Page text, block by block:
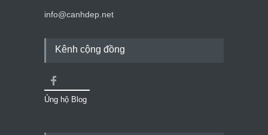
info@canhdep.net
Kênh cộng đồng
Ủng hộ Blog